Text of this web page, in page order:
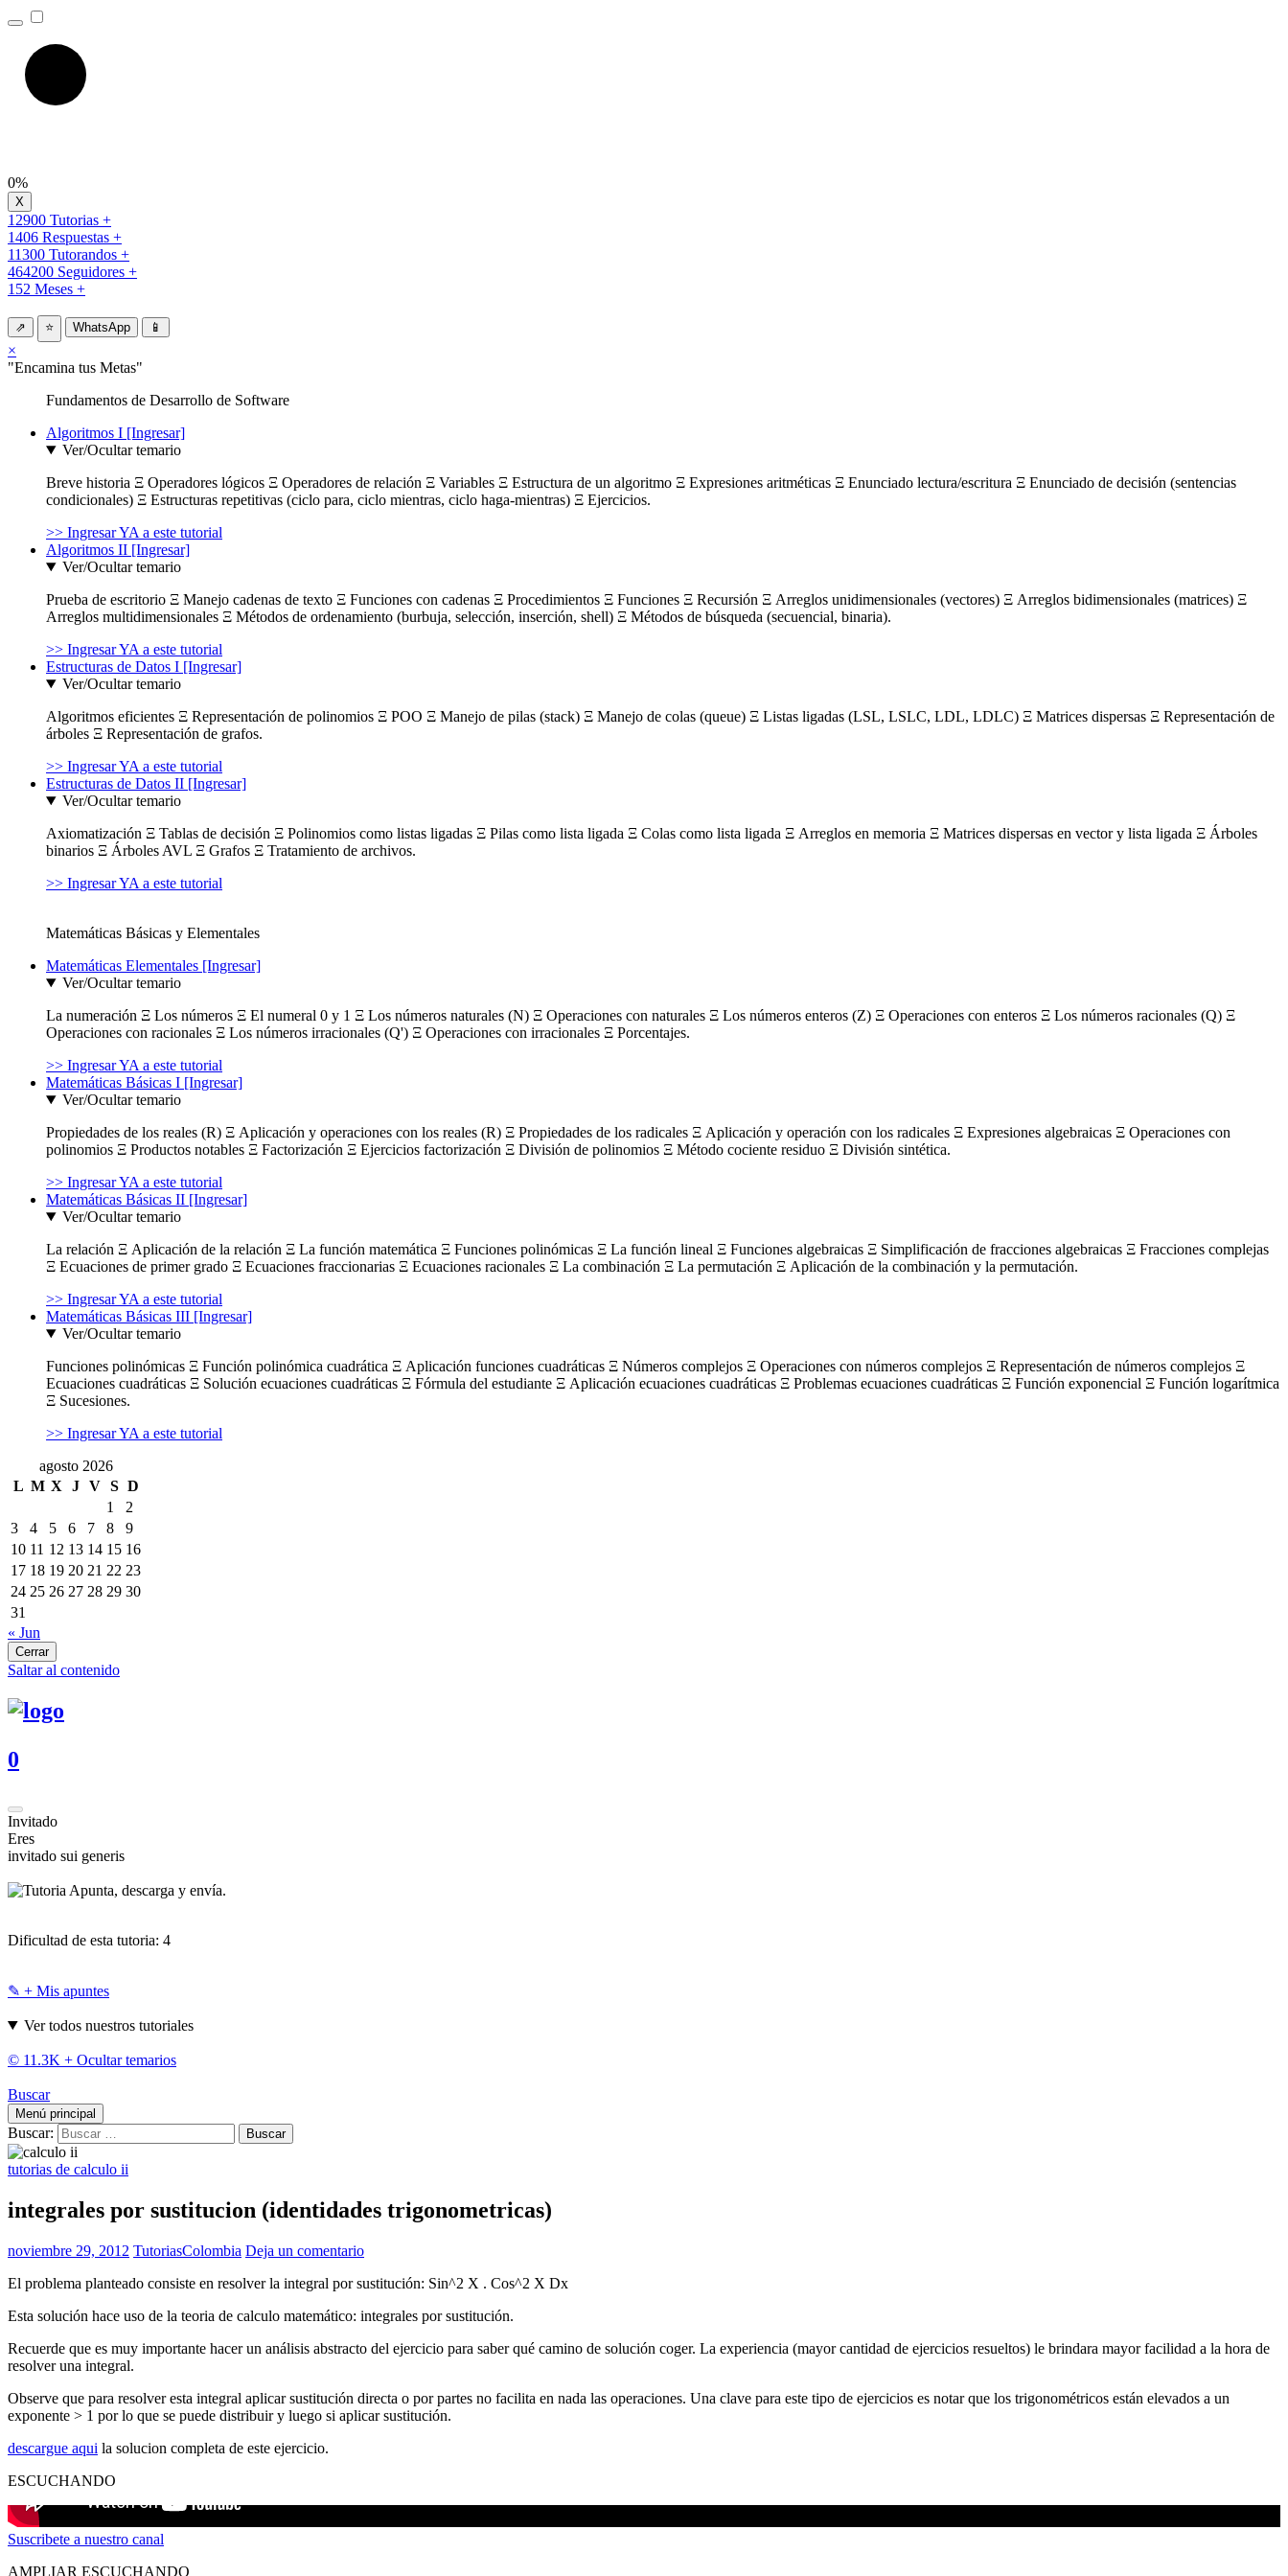
0%
12900 Tutorias +
1406 Respuestas +
11300 Tutorandos +
464200 Seguidores +
152 Meses +
⇗ ⭐ WhatsApp 📱
×
"Encamina tus Metas"
Fundamentos de Desarrollo de Software
Algoritmos I [Ingresar]
Ver/Ocultar temario
Breve historia Ξ Operadores lógicos Ξ Operadores de relación Ξ Variables Ξ Estructura de un algoritmo Ξ Expresiones aritméticas Ξ Enunciado lectura/escritura Ξ Enunciado de decisión (sentencias
condicionales) Ξ Estructuras repetitivas (ciclo para, ciclo mientras, ciclo haga-mientras) Ξ Ejercicios.
>> Ingresar YA a este tutorial
Algoritmos II [Ingresar]
Ver/Ocultar temario
Prueba de escritorio Ξ Manejo cadenas de texto Ξ Funciones con cadenas Ξ Procedimientos Ξ Funciones Ξ Recursión Ξ Arreglos unidimensionales (vectores) Ξ Arreglos bidimensionales (matrices) Ξ
Arreglos multidimensionales Ξ Métodos de ordenamiento (burbuja, selección, inserción, shell) Ξ Métodos de búsqueda (secuencial, binaria).
>> Ingresar YA a este tutorial
Estructuras de Datos I [Ingresar]
Ver/Ocultar temario
Algoritmos eficientes Ξ Representación de polinomios Ξ POO Ξ Manejo de pilas (stack) Ξ Manejo de colas (queue) Ξ Listas ligadas (LSL, LSLC, LDL, LDLC) Ξ Matrices dispersas Ξ Representación de
árboles Ξ Representación de grafos.
>> Ingresar YA a este tutorial
Estructuras de Datos II [Ingresar]
Ver/Ocultar temario
Axiomatización Ξ Tablas de decisión Ξ Polinomios como listas ligadas Ξ Pilas como lista ligada Ξ Colas como lista ligada Ξ Arreglos en memoria Ξ Matrices dispersas en vector y lista ligada Ξ Árboles
binarios Ξ Árboles AVL Ξ Grafos Ξ Tratamiento de archivos.
>> Ingresar YA a este tutorial
Matemáticas Básicas y Elementales
Matemáticas Elementales [Ingresar]
Ver/Ocultar temario
La numeración Ξ Los números Ξ El numeral 0 y 1 Ξ Los números naturales (N) Ξ Operaciones con naturales Ξ Los números enteros (Z) Ξ Operaciones con enteros Ξ Los números racionales (Q) Ξ
Operaciones con racionales Ξ Los números irracionales (Q') Ξ Operaciones con irracionales Ξ Porcentajes.
>> Ingresar YA a este tutorial
Matemáticas Básicas I [Ingresar]
Ver/Ocultar temario
Propiedades de los reales (R) Ξ Aplicación y operaciones con los reales (R) Ξ Propiedades de los radicales Ξ Aplicación y operación con los radicales Ξ Expresiones algebraicas Ξ Operaciones con
polinomios Ξ Productos notables Ξ Factorización Ξ Ejercicios factorización Ξ División de polinomios Ξ Método cociente residuo Ξ División sintética.
>> Ingresar YA a este tutorial
Matemáticas Básicas II [Ingresar]
Ver/Ocultar temario
La relación Ξ Aplicación de la relación Ξ La función matemática Ξ Funciones polinómicas Ξ La función lineal Ξ Funciones algebraicas Ξ Simplificación de fracciones algebraicas Ξ Fracciones complejas
Ξ Ecuaciones de primer grado Ξ Ecuaciones fraccionarias Ξ Ecuaciones racionales Ξ La combinación Ξ La permutación Ξ Aplicación de la combinación y la permutación.
>> Ingresar YA a este tutorial
Matemáticas Básicas III [Ingresar]
Ver/Ocultar temario
Funciones polinómicas Ξ Función polinómica cuadrática Ξ Aplicación funciones cuadráticas Ξ Números complejos Ξ Operaciones con números complejos Ξ Representación de números complejos Ξ
Ecuaciones cuadráticas Ξ Solución ecuaciones cuadráticas Ξ Fórmula del estudiante Ξ Aplicación ecuaciones cuadráticas Ξ Problemas ecuaciones cuadráticas Ξ Función exponencial Ξ Función logarítmica
Ξ Sucesiones.
>> Ingresar YA a este tutorial
agosto 2026
L M X J V S D
1
2
3
4 5 6 7 8
9
10 11 12 13 14 15 16
17 18 19 20 21 22 23
24 25 26 27 28 29 30
31
« Jun
Cerrar
Saltar al contenido
0
Invitado
Eres
invitado sui generis
Apunta, descarga y envía.
Dificultad de esta tutoria: 4
✎ + Mis apuntes
Ver todos nuestros tutoriales
© 11.3K + Ocultar temarios
Buscar
Menú principal
Buscar:
tutorias de calculo ii
integrales por sustitucion (identidades trigonometricas)
noviembre 29, 2012 TutoriasColombia Deja un comentario
El problema planteado consiste en resolver la integral por sustitución: Sin^2 X . Cos^2 X Dx
Esta solución hace uso de la teoria de calculo matemático: integrales por sustitución.
Recuerde que es muy importante hacer un análisis abstracto del ejercicio para saber qué camino de solución coger. La experiencia (mayor cantidad de ejercicios resueltos) le brindara mayor facilidad a la hora de
resolver una integral.
Observe que para resolver esta integral aplicar sustitución directa o por partes no facilita en nada las operaciones. Una clave para este tipo de ejercicios es notar que los trigonométricos están elevados a un
exponente > 1 por lo que se puede distribuir y luego si aplicar sustitución.
descargue aqui la solucion completa de este ejercicio.
ESCUCHANDO
Suscribete a nuestro canal
AMPLIAR ESCUCHANDO